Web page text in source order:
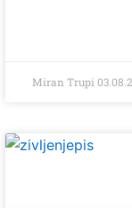
Miran Trupi